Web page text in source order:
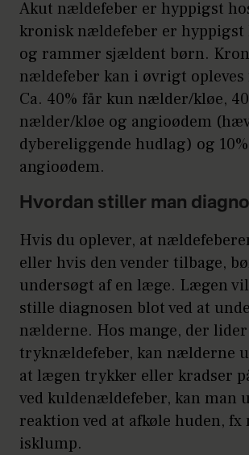
Akut nældefeber er hyppigst
kronisk nældefeber er hyppigst
og rammer sjældent børn.
nældefeber kan i øvrigt
Ca. 40% får kun nælder/kløe,
nælder/kløe og angioødem
dybereliggende hudlag) og
angioødem.
Hvordan stiller man
Hvis du oplever, at
eller hvis den vender tilbage,
undersøgt af en læge. Lægen
stille diagnosen blot ved at
nælderne. Hos mange, der
tryknældefeber, kan nælderne
at lægen trykker eller kradser
ved kuldenældefeber, kan man
reaktion ved at afkøle huden, fx
isklump.